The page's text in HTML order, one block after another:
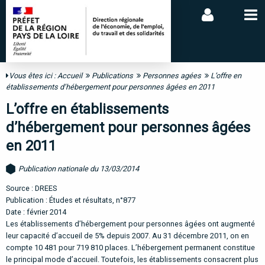
Vous êtes ici :Accueil Publications Personnes agées
L’offre en
établissements d’hébergement pour personnes âgées en 2011
L’offre en établissements
d’hébergement pour personnes âgées
en 2011
Publication nationale du 13/03/2014
Source : DREES
Publication : Études et résultats, n°877
Date : février 2014
Les établissements d’hébergement pour personnes âgées ont augmenté
leur capacité d’accueil de 5% depuis 2007. Au 31 décembre 2011, on en
compte 10 481 pour 719 810 places. L’hébergement permanent constitue
le principal mode d’accueil. Toutefois, les établissements consacrent plus